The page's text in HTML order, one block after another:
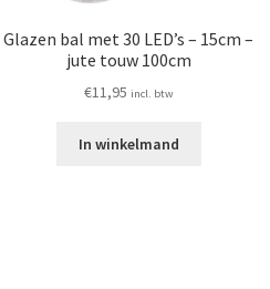
Glazen bal met 30 LED’s – 15cm –
jute touw 100cm
€11,95 incl. btw
In winkelmand